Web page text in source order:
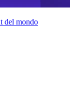
del mondo